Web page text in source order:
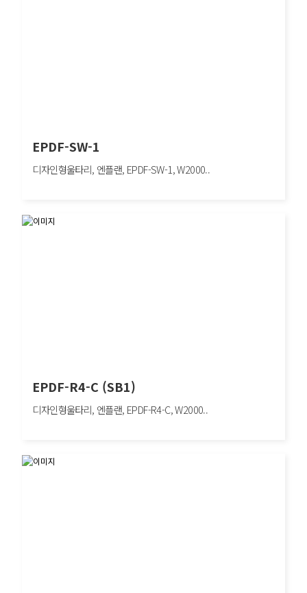
EPDF-SW-1
디자인형울타리, 엔플랜, EPDF-SW-1, W2000..
디자인형울타리, 엔플랜, EPDF-SW-1, W2000×H1200mm
EPDF-R4-C (SB1)
디자인형울타리, 엔플랜, EPDF-R4-C, W2000..
디자인형울타리, 엔플랜, EPDF-R4-C, W2000×H1200mm, 차량방호책, SB1